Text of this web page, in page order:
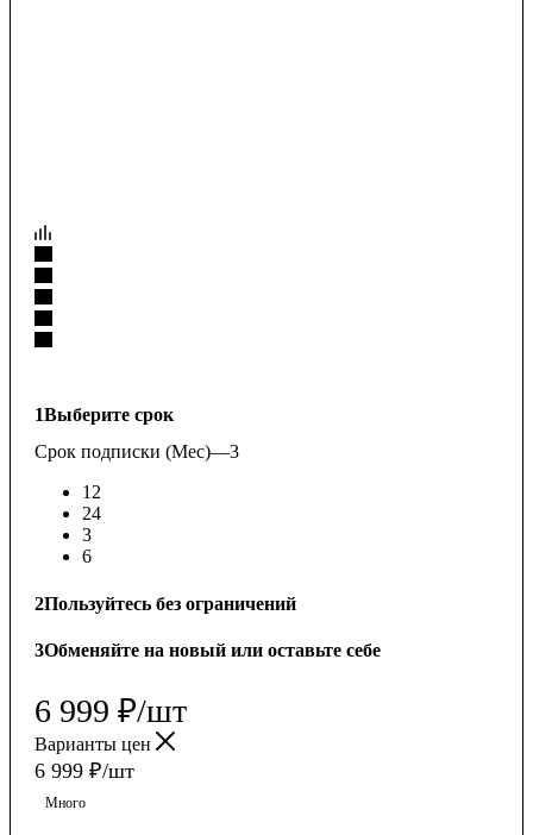
1Выберите срок
Срок подписки (Мес)—3
12
24
3
6
2Пользуйтесь без ограничений
3Обменяйте на новый или оставьте себе
6 999 ₽/шт
Варианты цен
6 999 ₽/шт
Много